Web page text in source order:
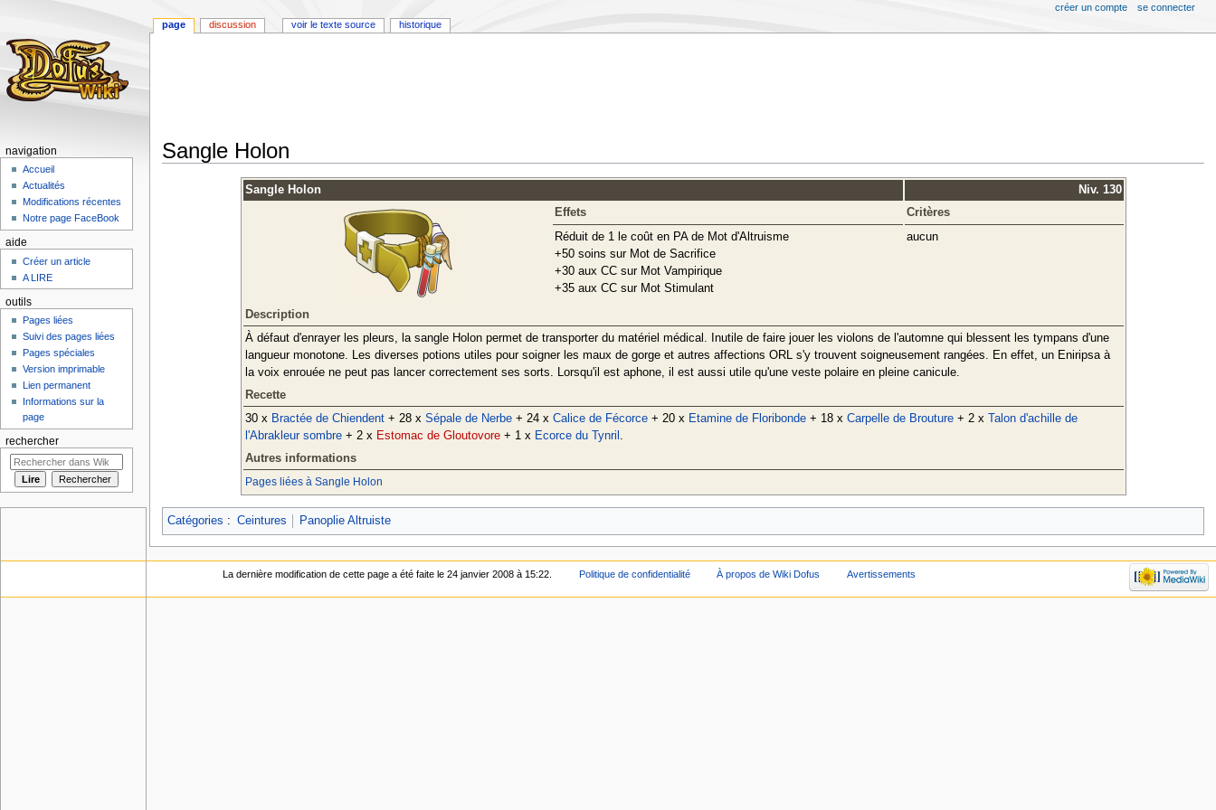
Sangle Holon
Sangle Holon
Niv. 130
Effets
Critères
Réduit de 1 le coût en PA de Mot d'Altruisme
+50 soins sur Mot de Sacrifice
+30 aux CC sur Mot Vampirique
+35 aux CC sur Mot Stimulant
aucun
Description
À défaut d'enrayer les pleurs, la sangle Holon permet de transporter du matériel médical. Inutile de faire jouer les violons de l'automne qui blessent les tympans d'une
langueur monotone. Les diverses potions utiles pour soigner les maux de gorge et autres affections ORL s'y trouvent soigneusement rangées. En effet, un Eniripsa à
la voix enrouée ne peut pas lancer correctement ses sorts. Lorsqu'il est aphone, il est aussi utile qu'une veste polaire en pleine canicule.
Recette
30 x Bractée de Chiendent+ 28 x Sépale de Nerbe+ 24 x Calice de Fécorce+ 20 x Etamine de Floribonde+ 18 x Carpelle de Brouture+ 2 x
Talon d'achille de
l'Abrakleur sombre+ 2 x Estomac de Gloutovore+ 1 x Ecorce du Tynril .
Autres informations
Pages liées à Sangle Holon
Catégories : Ceintures Panoplie Altruiste
page discussion voir le texte source historique
créer un compte se connecter
navigation
Accueil
Actualités
Modifications récentes
Notre page FaceBook
aide
Créer un article
A LIRE
outils
Pages liées
Suivi des pages liées
Pages spéciales
Version imprimable
Lien permanent
Informations sur la
page
rechercher
La dernière modification de cette page a été faite le 24 janvier 2008 à 15:22. Politique de confidentialité À propos de Wiki Dofus Avertissements